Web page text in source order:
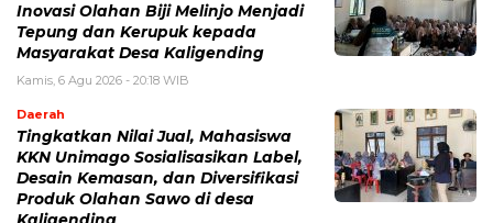
Inovasi Olahan Biji Melinjo Menjadi
Tepung dan Kerupuk kepada
Masyarakat Desa Kaligending
Kamis, 6 Agu 2026 - 20:18 WIB
Daerah
Tingkatkan Nilai Jual, Mahasiswa
KKN Unimago Sosialisasikan Label,
Desain Kemasan, dan Diversifikasi
Produk Olahan Sawo di desa